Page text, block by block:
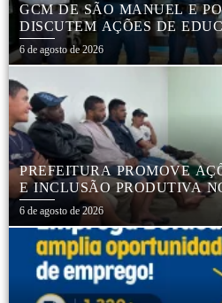
GCM DE SÃO MANUEL E
DISCUTEM AÇÕES DE
SEGURANÇA NO TRÂNSITO
6 de agosto de 2026
PREFEITURA PROMOVE
E INCLUSÃO PRODUTIVA
6 de agosto de 2026